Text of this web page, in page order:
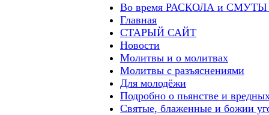
Во время РАСКОЛА и СМУТЫ
Главная
СТАРЫЙ САЙТ
Новости
Молитвы и о молитвах
Молитвы с разъяснениями
Для молодёжи
Подробно о пьянстве и
Святые, блаженные и божии